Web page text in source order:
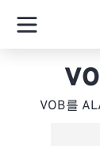
VOB를